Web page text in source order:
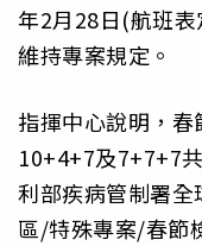
年2月28日(航班
維持專案規定。
指揮中心說明，
10+4+7及7+7+7
利部疾病管制署
區/特殊專案/春節